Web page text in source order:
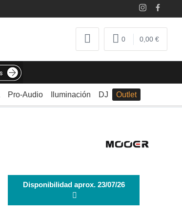
0 0,00 €
Pro-Audio Iluminación DJ Outlet
Disponibilidad aprox. 23/07/26